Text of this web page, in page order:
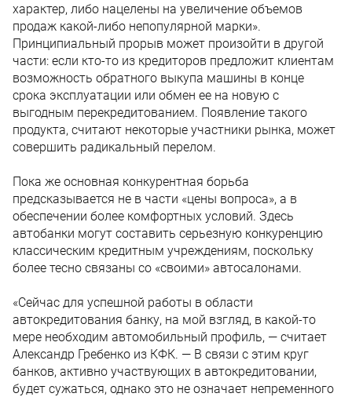
характер, либо нацелены на увеличение объемов
продаж какой-либо непопулярной марки».
Принципиальный прорыв может произойти в другой
части: если кто-то из кредиторов предложит клиентам
возможность обратного выкупа машины в конце
срока эксплуатации или обмен ее на новую с
выгодным перекредитованием. Появление такого
продукта, считают некоторые участники рынка, может
совершить радикальный перелом.
Пока же основная конкурентная борьба
предсказывается не в части «цены вопроса», а в
обеспечении более комфортных условий. Здесь
автобанки могут составить серьезную конкуренцию
классическим кредитным учреждениям, поскольку
более тесно связаны со «своими» автосалонами.
«Сейчас для успешной работы в области
автокредитования банку, на мой взгляд, в какой-то
мере необходим автомобильный профиль, — считает
Александр Гребенко из КФК. — В связи с этим круг
банков, активно участвующих в автокредитовании,
будет сужаться, однако это не означает непременного